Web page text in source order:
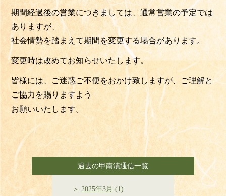
期間経過後の営業につきましては、通常営業の予定では
ありますが、
社会情勢を踏まえて期間を変更する場合があります。
変更時は改めてお知らせいたします。
皆様には、ご迷惑ご不便をおかけ致しますが、ご理解と
ご協力を賜りますよう
お願いいたします。
過去の甲南漬通信一覧
2025年3月 (1)